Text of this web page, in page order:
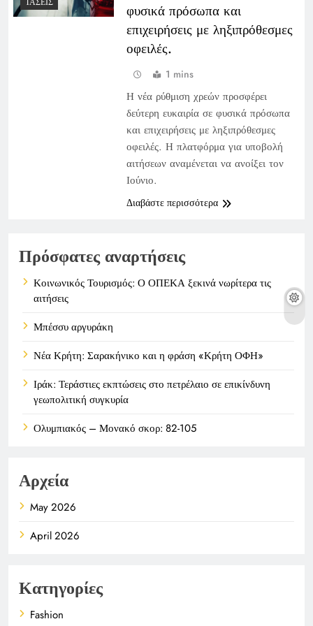
φυσικά πρόσωπα και
επιχειρήσεις με ληξιπρόθεσμες
οφειλές.
1 mins
Η νέα ρύθμιση χρεών προσφέρει
δεύτερη ευκαιρία σε φυσικά πρόσωπα
και επιχειρήσεις με ληξιπρόθεσμες
οφειλές. Η πλατφόρμα για υποβολή
αιτήσεων αναμένεται να ανοίξει τον
Ιούνιο.
Διαβάστε περισσότερα
Πρόσφατες αναρτήσεις
Κοινωνικός Τουρισμός: Ο ΟΠΕΚΑ ξεκινά νωρίτερα τις
αιτήσεις
Μπέσσυ αργυράκη
Νέα Κρήτη: Σαρακήνικο και η φράση «Κρήτη ΟΦΗ»
Ιράκ: Τεράστιες εκπτώσεις στο πετρέλαιο σε επικίνδυνη
γεωπολιτική συγκυρία
Ολυμπιακός – Μονακό σκορ: 82-105
Αρχεία
May 2026
April 2026
Κατηγορίες
Fashion